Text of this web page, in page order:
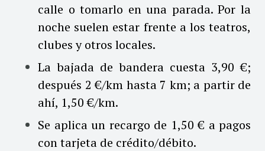
calle o tomarlo en una parada. Por la
noche suelen estar frente a los teatros,
clubes y otros locales.
La bajada de bandera cuesta 3,90 €;
después 2 €/km hasta 7 km; a partir de
ahí, 1,50 €/km.
Se aplica un recargo de 1,50 € a pagos
con tarjeta de crédito/débito.